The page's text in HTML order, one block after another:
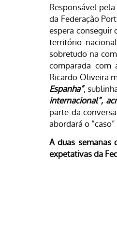
Responsável
da Federação
espera
território
sobretudo na
comparada com
Ricardo Oliveira
Espanha”,
internacional”,
parte da
abordará o
A duas semanas
expetativas da